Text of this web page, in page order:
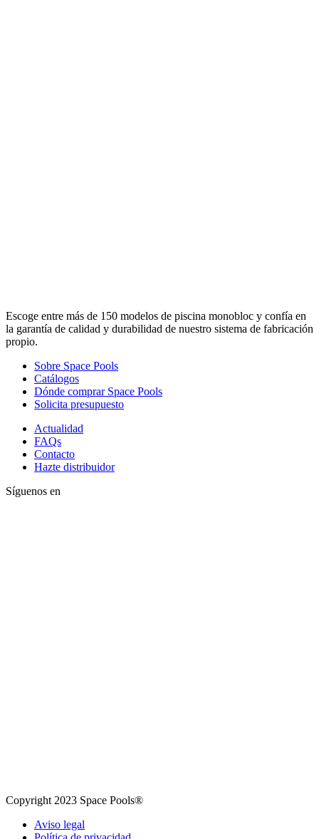
Escoge entre más de 150 modelos de piscina monobloc y confía en
la garantía de calidad y durabilidad de nuestro sistema de fabricación
propio.
Sobre Space Pools
Catálogos
Dónde comprar Space Pools
Solicita presupuesto
Actualidad
FAQs
Contacto
Hazte distribuidor
Síguenos en
Copyright 2023 Space Pools®
Aviso legal